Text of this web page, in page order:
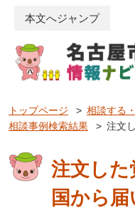
本文へジャンプ
トップページ > 相談する
相談事例検索結果
> 注文
注文した
国から届